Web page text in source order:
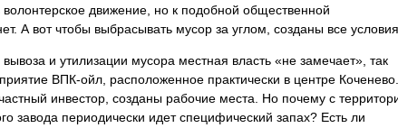
движение, но к подобной общественной
А вот чтобы выбрасывать мусор за углом, созданы все условия.
и утилизации мусора местная власть «не замечает», так
ВПК-ойл, расположенное практически в центре Коченево.
инвестор, созданы рабочие места. Но почему с
завода периодически идет специфический запах? Есть ли